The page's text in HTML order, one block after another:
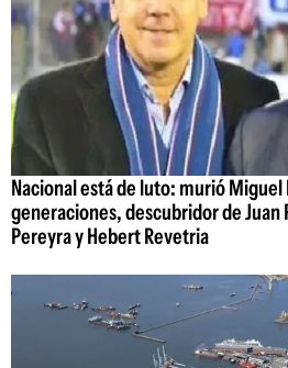
Nacional está de luto: murió
generaciones, descubridor de Juan
Pereyra y Hebert Revetria